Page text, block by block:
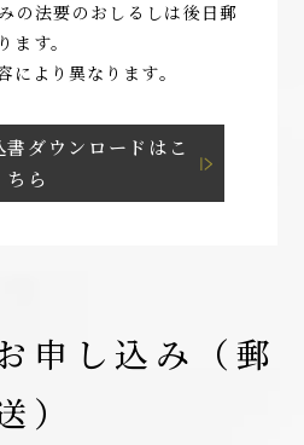
の法要のおしるしは後日郵
ます。
より異なります。
ダウンロードはこ
ちら
申し込み（郵
）